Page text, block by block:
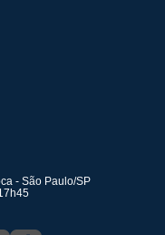
- São Paulo/SP